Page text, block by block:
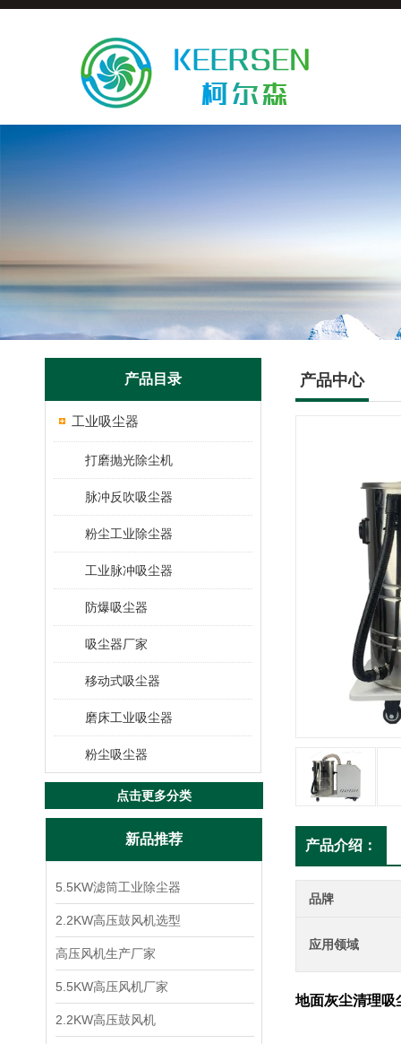
产品目录
工业吸尘器
打磨抛光除尘机
脉冲反吹吸尘器
粉尘工业除尘器
工业脉冲吸尘器
防爆吸尘器
吸尘器厂家
移动式吸尘器
磨床工业吸尘器
粉尘吸尘器
点击更多分类
新品推荐
5.5KW滤筒工业除尘器
2.2KW高压鼓风机选型
高压风机生产厂家
5.5KW高压风机厂家
2.2KW高压鼓风机
产品中心
产品介绍：
品牌
应用领域
地面灰尘清理吸